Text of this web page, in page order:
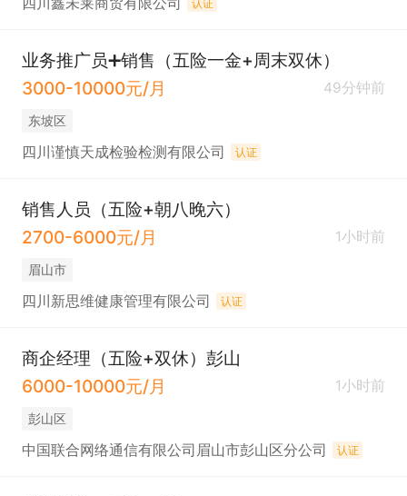
认证
业务推广员➕销售（五险一金+周末双休）
3000-10000元/月
49分钟前
东坡区
四川谨慎天成检验检测有限公司 认证
销售人员（五险+朝八晚六）
2700-6000元/月
1小时前
眉山市
四川新思维健康管理有限公司 认证
商企经理（五险+双休）彭山
6000-10000元/月
1小时前
彭山区
中国联合网络通信有限公司眉山市彭山区分公司 认证